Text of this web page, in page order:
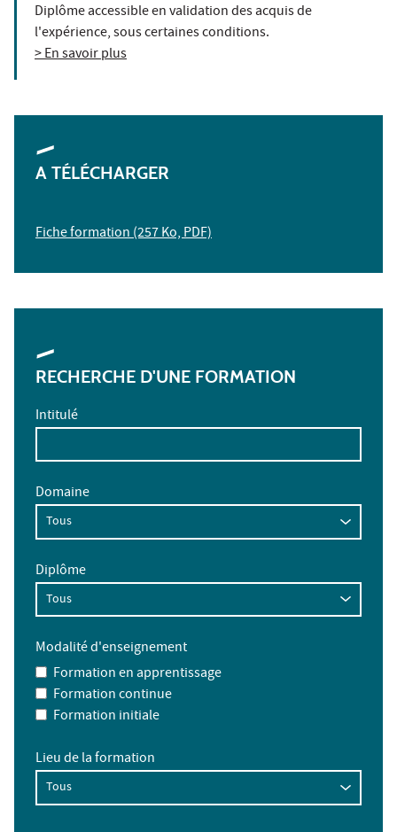
Diplôme accessible en validation des acquis de
l'expérience, sous certaines conditions.
> En savoir plus
A TÉLÉCHARGER
Fiche formation (257 Ko, PDF)
RECHERCHE D'UNE FORMATION
Intitulé
Domaine
Diplôme
Modalité d'enseignement
Formation en apprentissage
Formation continue
Formation initiale
Lieu de la formation